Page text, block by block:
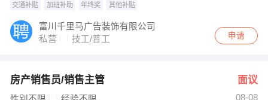
交通补贴 加班补助 年终奖 其他补贴
富川千里马广告装饰有限公司
私营
技工/普工 申请
房产销售员/销售主管 面议
08-08